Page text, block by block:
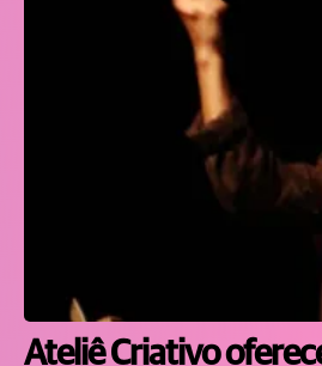
Ateliê Criativo